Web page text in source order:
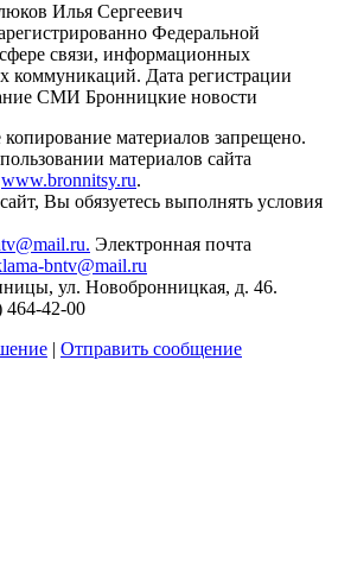
Илья Сергеевич
Федеральной
связи, информационных
коммуникаций. Дата регистрации
СМИ Бронницкие новости
материалов запрещено.
материалов сайта
www.bronnitsy.ru.
Вы обязуетесь выполнять условия
Электронная почта
bntv@mail.ru
ул. Новобронницкая, д. 46.
464-42-00
| Отправить сообщение